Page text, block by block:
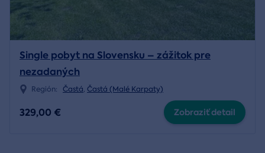
Single pobyt na Slovensku – zážitok pre
nezadaných
Región: Častá, Častá (Malé Karpaty)
329,00 € Zobraziť detail